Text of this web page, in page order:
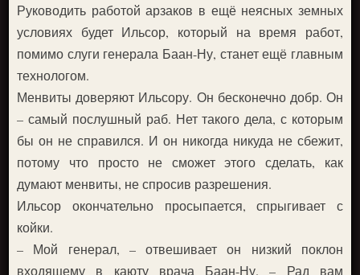
Руководить работой арзаков в ещё неясных земных
условиях будет Ильсор, который на время работ,
помимо слуги генерала Баан-Ну, станет ещё главным
технологом.
Менвиты доверяют Ильсору. Он бесконечно добр. Он
– самый послушный раб. Нет такого дела, с которым
бы он не справился. И он никогда никуда не сбежит,
потому что просто не сможет этого сделать, как
думают менвиты, не спросив разрешения.
Ильсор окончательно просыпается, спрыгивает с
койки.
– Мой генерал, – отвешивает он низкий поклон
входящему в каюту врача Баан-Ну. – Рад вам